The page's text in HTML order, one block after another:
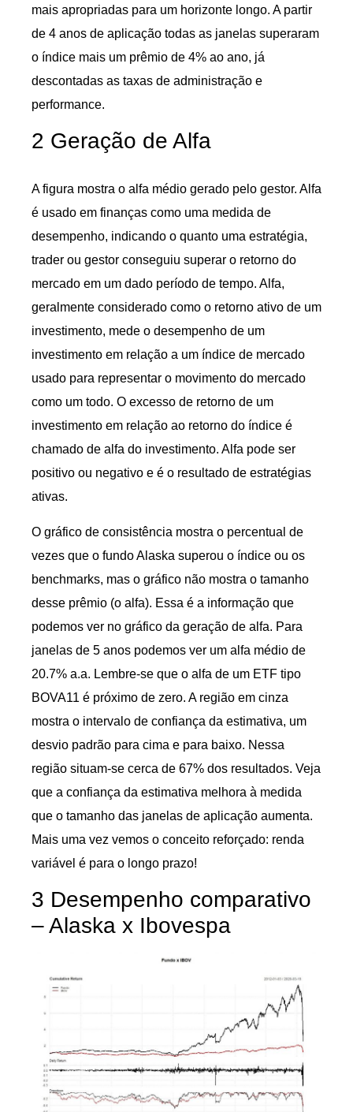
mais apropriadas para um horizonte longo. A partir
de 4 anos de aplicação todas as janelas superaram
o índice mais um prêmio de 4% ao ano, já
descontadas as taxas de administração e
performance.
2 Geração de Alfa
A figura mostra o alfa médio gerado pelo gestor. Alfa
é usado em finanças como uma medida de
desempenho, indicando o quanto uma estratégia,
trader ou gestor conseguiu superar o retorno do
mercado em um dado período de tempo. Alfa,
geralmente considerado como o retorno ativo de um
investimento, mede o desempenho de um
investimento em relação a um índice de mercado
usado para representar o movimento do mercado
como um todo. O excesso de retorno de um
investimento em relação ao retorno do índice é
chamado de alfa do investimento. Alfa pode ser
positivo ou negativo e é o resultado de estratégias
ativas.
O gráfico de consistência mostra o percentual de
vezes que o fundo Alaska superou o índice ou os
benchmarks, mas o gráfico não mostra o tamanho
desse prêmio (o alfa). Essa é a informação que
podemos ver no gráfico da geração de alfa. Para
janelas de 5 anos podemos ver um alfa médio de
20.7% a.a. Lembre-se que o alfa de um ETF tipo
BOVA11 é próximo de zero. A região em cinza
mostra o intervalo de confiança da estimativa, um
desvio padrão para cima e para baixo. Nessa
região situam-se cerca de 67% dos resultados. Veja
que a confiança da estimativa melhora à medida
que o tamanho das janelas de aplicação aumenta.
Mais uma vez vemos o conceito reforçado: renda
variável é para o longo prazo!
3 Desempenho comparativo
– Alaska x Ibovespa